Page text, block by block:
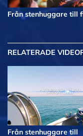
Från stenhuggare till
RELATERADE
Från stenhuggare till